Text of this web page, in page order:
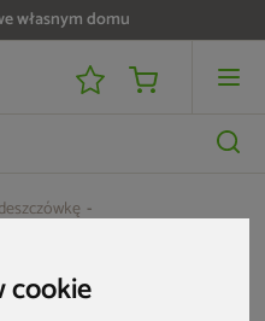
cookie
własnym domu